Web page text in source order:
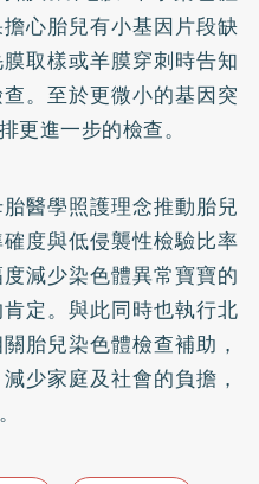
心胎兒有小基因片段缺
取樣或羊膜穿刺時告知
。至於更微小的基因突
更進一步的檢查。
醫學照護理念推動胎兒
度與低侵襲性檢驗比率
減少染色體異常寶寶的
定。與此同時也執行北
胎兒染色體檢查補助，
少家庭及社會的負擔，